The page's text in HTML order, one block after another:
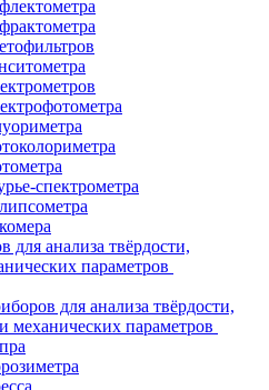
спектрометра
для анализа твёрдости,
параметров
для анализа твёрдости,
механических параметров